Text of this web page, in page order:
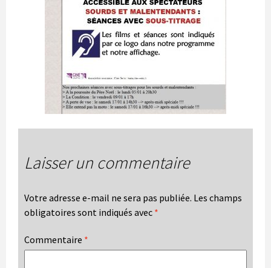
Laisser un commentaire
Votre adresse e-mail ne sera pas publiée. Les champs
obligatoires sont indiqués avec *
Commentaire *